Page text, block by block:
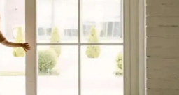
o conceito do que caracteriza
que uma indenização seja
que o pai não